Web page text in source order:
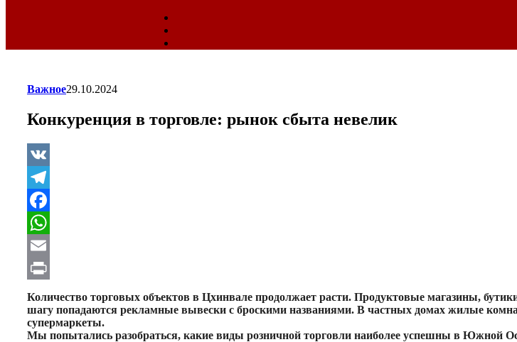
Важное29.10.2024
Конкуренция в торговле: рынок сбыта невелик
VK
Telegram
Facebook
WhatsApp
Email
Print
Количество торговых объектов в Цхинвале продолжает расти. Продуктовые магазины,
шагу попадаются рекламные вывески с броскими названиями. В частных домах жилые
супермаркеты.
Мы попытались разобраться, какие виды розничной торговли наиболее успешны в Южной